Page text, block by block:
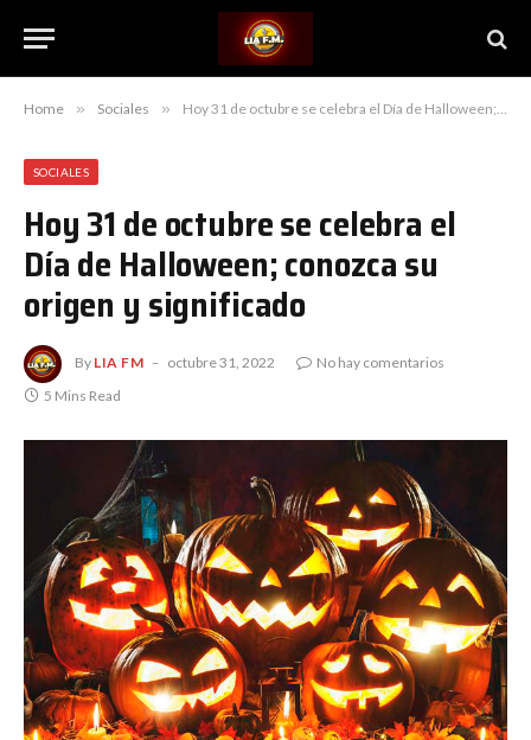
Home » Sociales » Hoy 31 de octubre se celebra el Día de Halloween; conozca su origen y significado
SOCIALES
Hoy 31 de octubre se celebra el
Día de Halloween; conozca su
origen y significado
By LIA FM octubre 31, 2022
No hay comentarios
5 Mins Read